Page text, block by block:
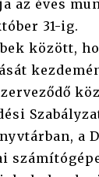
az éves
31-ig.
között,
a